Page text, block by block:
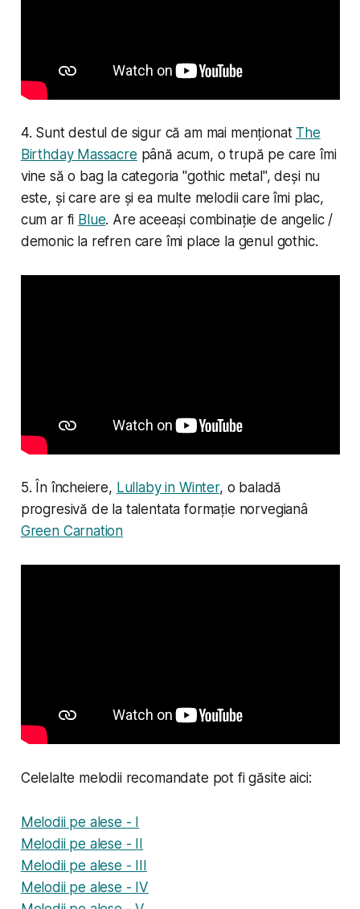
4. Sunt destul de sigur că am mai menționat The
Birthday Massacre până acum, o trupă pe care îmi
vine să o bag la categoria "gothic metal", deși nu
este, și care are și ea multe melodii care îmi plac,
cum ar fi Blue. Are aceeași combinație de angelic /
demonic la refren care îmi place la genul gothic.
5. În încheiere, Lullaby in Winter, o baladă
progresivă de la talentata formație norvegianâ
Green Carnation
Celelalte melodii recomandate pot fi găsite aici:
Melodii pe alese - I
Melodii pe alese - II
Melodii pe alese - III
Melodii pe alese - IV